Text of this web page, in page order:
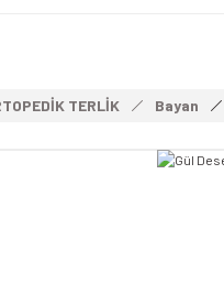
TERLİK Bayan